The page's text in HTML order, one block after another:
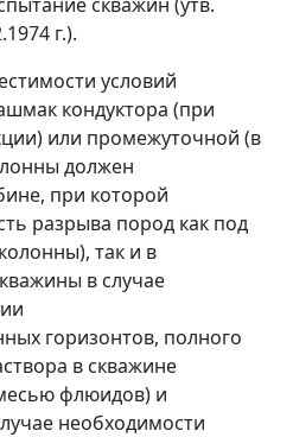
г.).
условий
кондуктора (при
или промежуточной (в
должен
при которой
разрыва пород как под
так и в
в случае
горизонтов, полного
в скважине
флюидов) и
необходимости